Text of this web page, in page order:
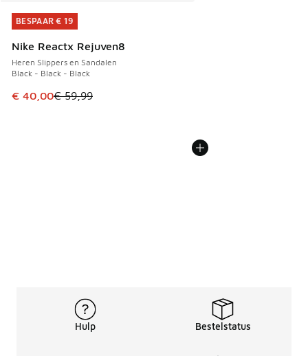
BESPAAR € 19
Nike Reactx Rejuven8
Heren Slippers en Sandalen
Black - Black - Black
Dit artikel is in de uitverkoop. Dit artikel is in de
€ 40,00€ 59,99
BESPAAR € 19
Hulp Bestelstatus